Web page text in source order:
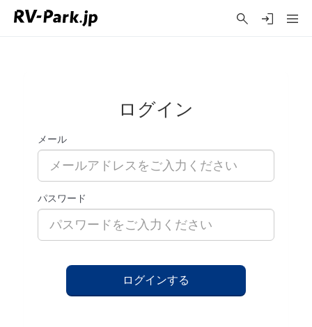
ログイン
メール
パスワード